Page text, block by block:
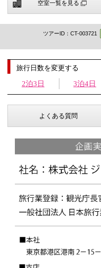
空室一覧を見る
ツアーID：CT-003721
旅行日数を変更する
2泊3日 3泊4日
よくある質問